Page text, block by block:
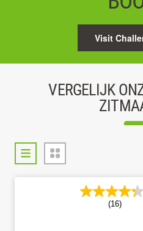
Visit
VERGELIJK
(16)